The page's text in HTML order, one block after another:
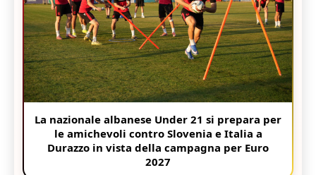
La nazionale albanese Under 21 si prepara per
le amichevoli contro Slovenia e Italia a
Durazzo in vista della campagna per Euro
2027